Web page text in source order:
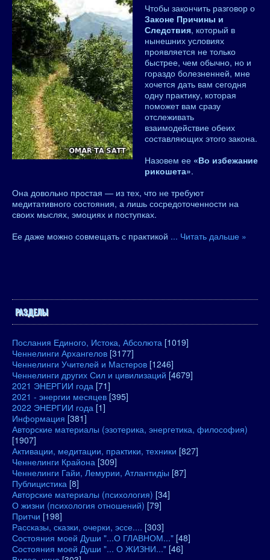
Чтобы закончить разговор о
Законе Причины и
Следствия, который в
нынешних условиях
проявляется не только
быстрее, чем обычно, но и
гораздо болезненней, мне
хочется дать вам сегодня
одну практику, которая
поможет вам сразу
отслеживать
взаимодействие обеих
составляющих этого закона.
Назовем ее «Во избежание
рикошета».
Она довольно простая — из тех, что не требуют
медитативного состояния, а лишь сосредоточенности на
своих мыслях, эмоциях и поступках.
Ее даже можно совмещать с практикой ... Читать дальше »
РАЗДЕЛЫ
Послания Единого, Истока, Абсолюта [1019]
Ченнелинги Архангелов [3177]
Ченнелинги Учителей и Мастеров [1246]
Ченнелинги других Сил и цивилизаций [4679]
2021 ЭНЕРГИИ года [71]
2021 - энергии месяцев [395]
2022 ЭНЕРГИИ года [1]
Информация [381]
Авторские материалы (эзотерика, энергетика, философия)
[1907]
Активации, медитации, практики, техники [827]
Ченнелинги Крайона [309]
Ченнелинги Гайи, Лемурии, Атлантидіы [87]
Публицистика [8]
Авторские материалы (психология) [34]
О жизни (психология отношений) [79]
Притчи [198]
Рассказы, сказки, очерки, эссе.... [303]
Состояния моей Души "...О ГЛАВНОМ..." [48]
Состояния моей Души "... О ЖИЗНИ..." [46]